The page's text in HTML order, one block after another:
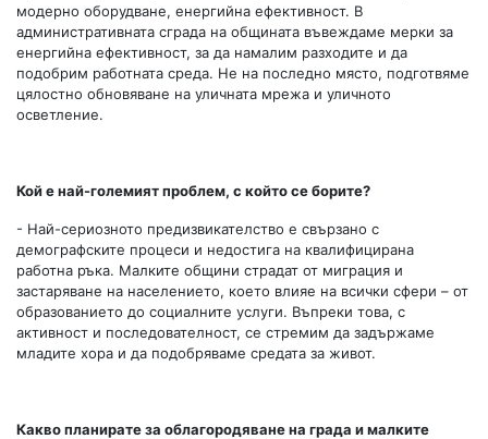
модерно оборудване, енергийна ефективност. В
административната сграда на общината въвеждаме мерки за
енергийна ефективност, за да намалим разходите и да
подобрим работната среда. Не на последно място, подготвяме
цялостно обновяване на уличната мрежа и уличното
осветление.
Кой е най-големият проблем, с който се борите?
- Най-сериозното предизвикателство е свързано с
демографските процеси и недостига на квалифицирана
работна ръка. Малките общини страдат от миграция и
застаряване на населението, което влияе на всички сфери – от
образованието до социалните услуги. Въпреки това, с
активност и последователност, се стремим да задържаме
младите хора и да подобряваме средата за живот.
Какво планирате за облагородяване на града и малките